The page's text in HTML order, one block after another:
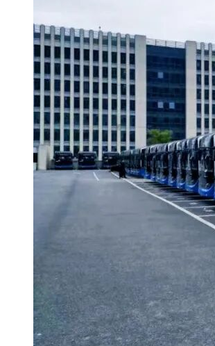
三、招标文件的获取
1、本项目招标文件和补充(答疑、澄清)、
载方式发放。
2、招标文件网上下载时间：2024年06月18
3、潜在投标人可凭本企业CA数字证书登
交易中心(以下简称省交易中心)电子招投
(http://www.zmctc.com)”，在本公告下方下
(答疑、澄清)。
4、未取得浙江省公共资源交易中心CA数
人，应先办理交易主体注册手续，取得浙
心CA数字证书，具体登记办法请登录“浙
心电子招投标交易平台(http://
5、潜在投标人对招标文件有疑问的，应
交易平台向招标人提出。提交疑问截止日
16:30。招标人将于2024年07月10日前在
澄清)文件。潜在投标人应自行关注网站公
一通知。投标人因自身贻误行为导致投标